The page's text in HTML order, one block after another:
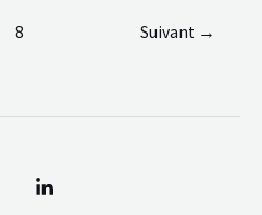
8 Suivant →